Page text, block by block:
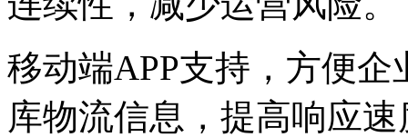
移动端APP支持，方便企
库物流信息，提高响应